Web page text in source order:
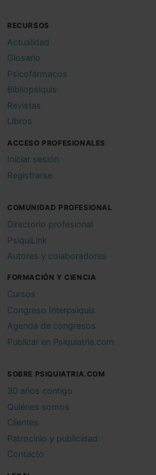
RECURSOS
Actualidad
Glosario
Psicofármacos
Bibliopsiquis
Revistas
Libros
ACCESO PROFESIONALES
Iniciar sesión
Registrarse
COMUNIDAD PROFESIONAL
Directorio profesional
PsiquiLink
Autores y colaboradores
FORMACIÓN Y CIENCIA
Cursos
Congreso Interpsiquis
Agenda de congresos
Publicar en Psiquiatria.com
SOBRE PSIQUIATRIA.COM
30 años contigo
Quiénes somos
Clientes
Patrocinio y publicidad
Contacto